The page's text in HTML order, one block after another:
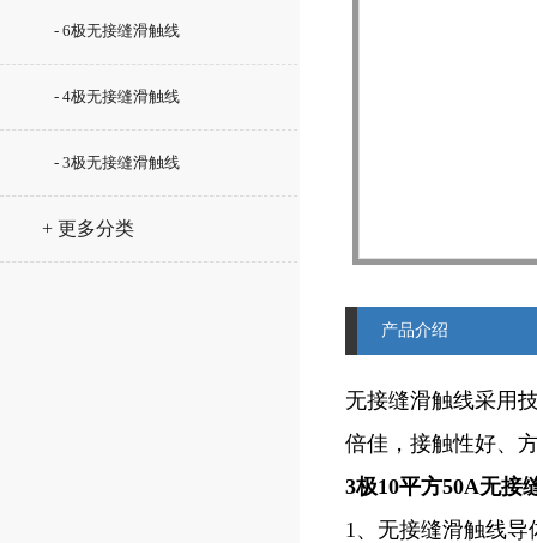
- 6极无接缝滑触线
- 4极无接缝滑触线
- 3极无接缝滑触线
+ 更多分类
产品介绍
无接缝滑触线采用
倍佳，接触性好、
3极10平方50A无接
1、无接缝滑触线